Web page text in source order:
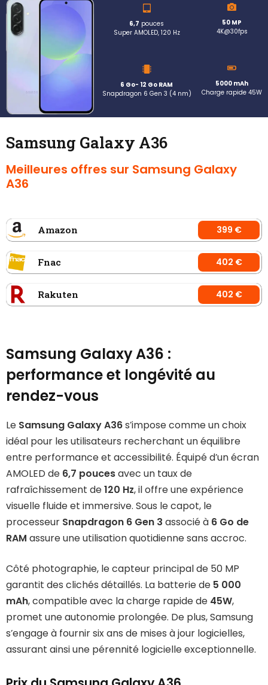
6,7 pouces
Super AMOLED, 120 Hz
50 MP
4K@30fps
6 Go- 12 Go RAM
Snapdragon 6 Gen 3 (4 nm)
5000 mAh
Charge rapide 45W
Samsung Galaxy A36
Meilleures offres sur Samsung Galaxy
A36
Amazon 399 €
Fnac 402 €
Rakuten 402 €
Samsung Galaxy A36 :
performance et longévité au
rendez-vous
Le Samsung Galaxy A36s’impose comme un choix
idéal pour les utilisateurs recherchant un équilibre
entre performance et accessibilité. Équipé d’un écran
AMOLED de 6,7 poucesavec un taux de
rafraîchissement de120 Hz, il offre une expérience
visuelle fluide et immersive. Sous le capot, le
processeur Snapdragon 6 Gen 3 associé à 6 Go de
RAM assure une utilisation quotidienne sans accroc.
Côté photographie, le capteur principal de 50 MP
garantit des clichés détaillés. La batterie de 5 000
mAh, compatible avec la charge rapide de 45W,
promet une autonomie prolongée. De plus, Samsung
s’engage à fournir six ans de mises à jour logicielles,
assurant ainsi une pérennité logicielle exceptionnelle.